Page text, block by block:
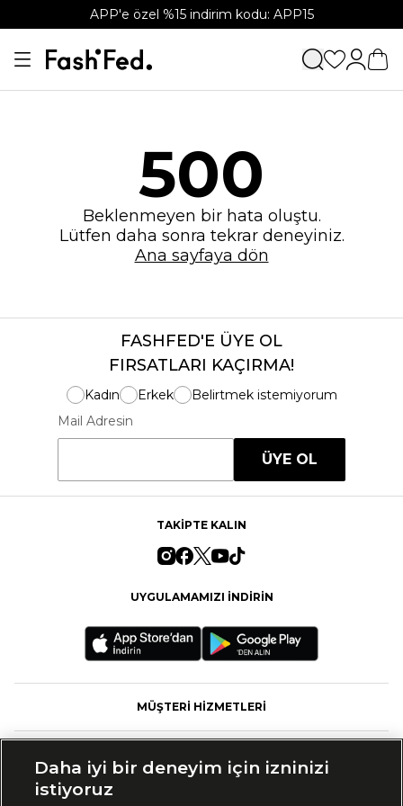
APP'e özel %15 indirim kodu: APP15
500
Beklenmeyen bir hata oluştu.
Lütfen daha sonra tekrar deneyiniz.
Ana sayfaya dön
FASHFED'E ÜYE OL
FIRSATLARI KAÇIRMA!
Kadın Erkek
Belirtmek istemiyorum
Mail Adresin
ÜYE OL
TAKİPTE KALIN
UYGULAMAMIZI İNDİRİN
MÜŞTERİ HİZMETLERİ
Daha iyi bir deneyim için izninizi
istiyoruz